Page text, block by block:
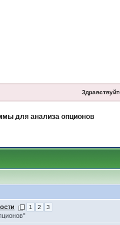
для анализа опционов
1 2 3